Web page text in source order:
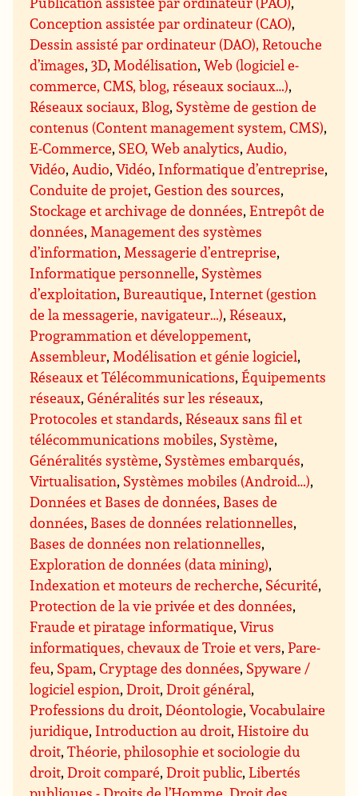
Conception assistée par ordinateur (CAO),
Dessin assisté par ordinateur (DAO), Retouche
d’images,3D, Modélisation,Web (logiciel e-
commerce, CMS, blog, réseaux sociaux…),
Réseaux sociaux, Blog, Système de gestion de
contenus (Content management system, CMS),
E-Commerce, SEO, Web analytics, Audio,
Vidéo, Audio,Vidéo, Informatique d’entreprise,
Conduite de projet,Gestion des sources,
Stockage et archivage de données,Entrepôt de
données, Management des systèmes
d’information, Messagerie d’entreprise,
Informatique personnelle, Systèmes
d’exploitation, Bureautique, Internet (gestion
de la messagerie, navigateur…),Réseaux,
Programmation et développement,
Assembleur, Modélisation et génie logiciel,
Réseaux et Télécommunications,Équipements
réseaux,Généralités sur les réseaux,
Protocoles et standards,Réseaux sans fil et
télécommunications mobiles, Système,
Généralités système, Systèmes embarqués,
Virtualisation, Systèmes mobiles (Android…),
Données et Bases de données, Bases de
données, Bases de données relationnelles,
Bases de données non relationnelles,
Exploration de données (data mining),
Indexation et moteurs de recherche, Sécurité,
Protection de la vie privée et des données,
Fraude et piratage informatique,Virus
informatiques, chevaux de Troie et vers,Pare-
feu, Spam,Cryptage des données, Spyware /
logiciel espion,Droit,Droit général,
Professions du droit,Déontologie,Vocabulaire
juridique, Introduction au droit,Histoire du
droit,Théorie, philosophie et sociologie du
droit,Droit comparé,Droit public,Libertés